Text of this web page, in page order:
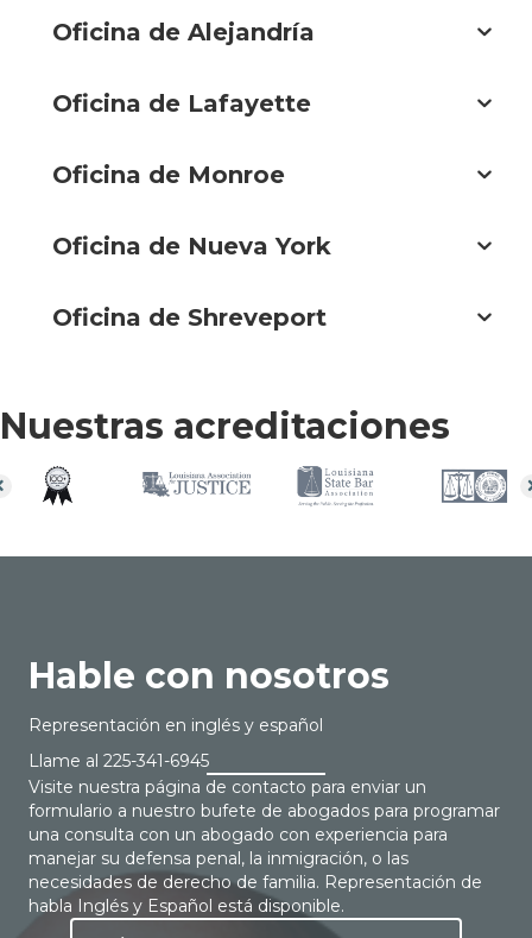
Oficina de Alejandría
Oficina de Lafayette
Oficina de Monroe
Oficina de Nueva York
Oficina de Shreveport
Nuestras acreditaciones
Hable con nosotros
Representación en inglés y español
Llame al 225-341-6945
Visite nuestra página de contacto para enviar un
formulario a nuestro bufete de abogados para programar
una consulta con un abogado con experiencia para
manejar su defensa penal, la inmigración, o las
necesidades de derecho de familia. Representación de
habla Inglés y Español está disponible.